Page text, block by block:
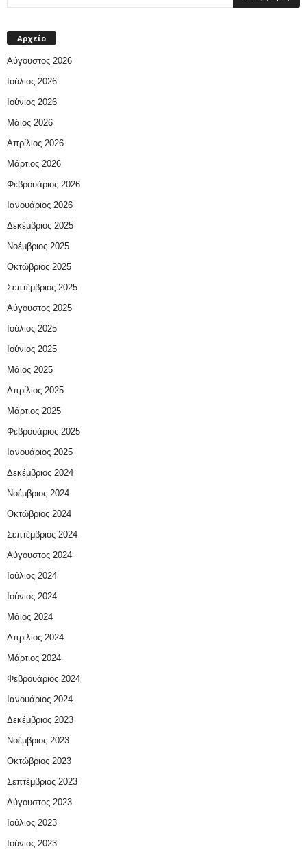
Αρχείο
Αύγουστος 2026
Ιούλιος 2026
Ιούνιος 2026
Μάιος 2026
Απρίλιος 2026
Μάρτιος 2026
Φεβρουάριος 2026
Ιανουάριος 2026
Δεκέμβριος 2025
Νοέμβριος 2025
Οκτώβριος 2025
Σεπτέμβριος 2025
Αύγουστος 2025
Ιούλιος 2025
Ιούνιος 2025
Μάιος 2025
Απρίλιος 2025
Μάρτιος 2025
Φεβρουάριος 2025
Ιανουάριος 2025
Δεκέμβριος 2024
Νοέμβριος 2024
Οκτώβριος 2024
Σεπτέμβριος 2024
Αύγουστος 2024
Ιούλιος 2024
Ιούνιος 2024
Μάιος 2024
Απρίλιος 2024
Μάρτιος 2024
Φεβρουάριος 2024
Ιανουάριος 2024
Δεκέμβριος 2023
Νοέμβριος 2023
Οκτώβριος 2023
Σεπτέμβριος 2023
Αύγουστος 2023
Ιούλιος 2023
Ιούνιος 2023